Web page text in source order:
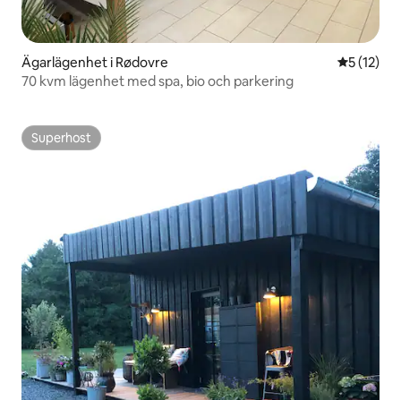
Ägarlägenhet i Rødovre 5 av 5 i
5 (12)
70 kvm lägenhet med spa, bio och parkering
Superhost
Superhost